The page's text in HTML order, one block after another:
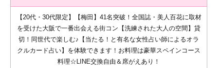
【20代・30代限定】【梅田】41名突破！全国誌・美人百花に取材
を受けた大阪で一番出会える街コン【洗練された大人の空間】貸
切！同世代で楽しむ♪【当たる！と有名な女性占い師によるオラ
クルカード占い】を体験できます！お料理は豪華スペインコース
料理☆LINE交換自由＆席がえあり！